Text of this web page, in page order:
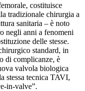
costituisce
tradizionale chirurgia a
sanitaria – è noto
negli anni a fenomeni
delle stesse.
standard, in
di complicanze, è
valvola biologica
stessa tecnica TAVI,
in-valve”.